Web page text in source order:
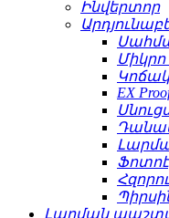
Ինվերտոր
EX
Լարման